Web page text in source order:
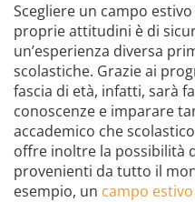
Scegliere un campo
proprie attitudini è di
un’esperienza diversa
scolastiche. Grazie ai
fascia di età, infatti, sarà
conoscenze e imparare
accademico che
offre inoltre la possibilità
provenienti da tutto il
esempio, un campo